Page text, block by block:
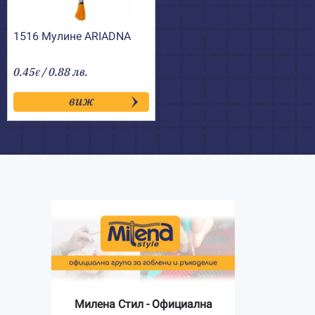
1516 Мулине АRIADNA
0.45€ / 0.88 лв.
виж
Милена Стил - Официална